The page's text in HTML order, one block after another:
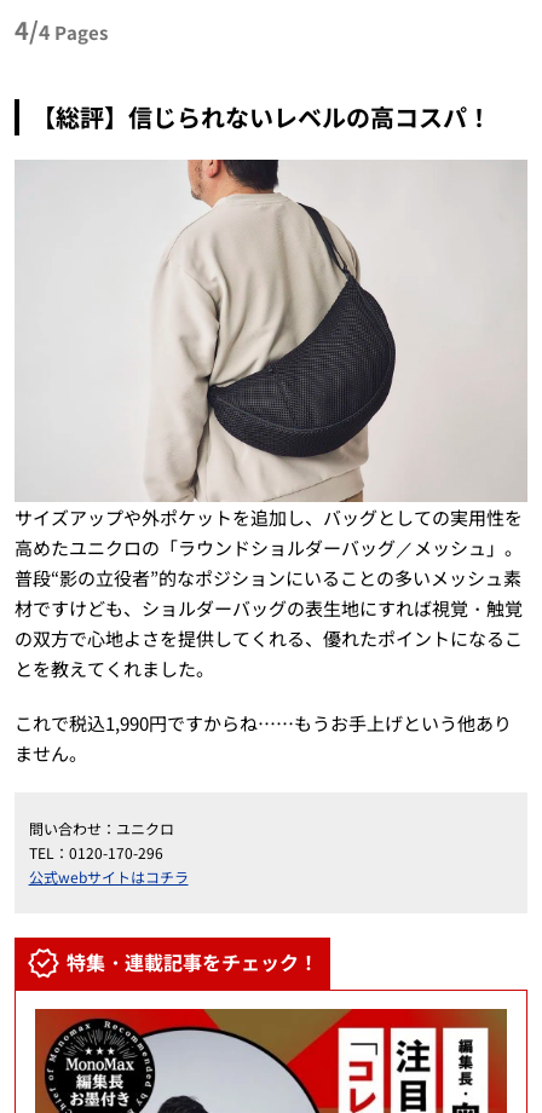
4/4 Pages
【総評】信じられないレベルの高コスパ！
サイズアップや外ポケットを追加し、バッグとしての実用性を
高めたユニクロの「ラウンドショルダーバッグ／メッシュ」。
普段“影の立役者”的なポジションにいることの多いメッシュ素
材ですけども、ショルダーバッグの表生地にすれば視覚・触覚
の双方で心地よさを提供してくれる、優れたポイントになるこ
とを教えてくれました。
これで税込1,990円ですからね……もうお手上げという他あり
ません。
問い合わせ：ユニクロ
TEL：0120-170-296
公式webサイトはコチラ
特集・連載記事をチェック！